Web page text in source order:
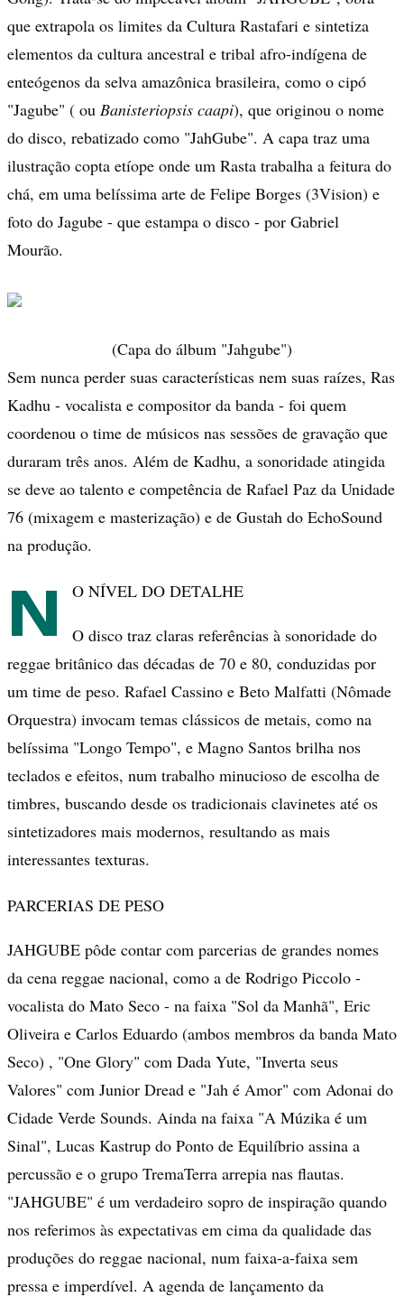
que extrapola os limites da Cultura Rastafari e sintetiza
elementos da cultura ancestral e tribal afro-indígena de
enteógenos da selva amazônica brasileira, como o cipó
"Jagube" ( ou Banisteriopsis caapi), que originou o nome
do disco, rebatizado como "JahGube". A capa traz uma
ilustração copta etíope onde um Rasta trabalha a feitura do
chá, em uma belíssima arte de Felipe Borges (3Vision) e
foto do Jagube - que estampa o disco - por Gabriel
Mourão.
(Capa do álbum "Jahgube")
Sem nunca perder suas características nem suas raízes, Ras
Kadhu - vocalista e compositor da banda - foi quem
coordenou o time de músicos nas sessões de gravação que
duraram três anos. Além de Kadhu, a sonoridade atingida
se deve ao talento e competência de Rafael Paz da Unidade
76 (mixagem e masterização) e de Gustah do EchoSound
na produção.
N O NÍVEL DO DETALHE
O disco traz claras referências à sonoridade do
reggae britânico das décadas de 70 e 80, conduzidas por
um time de peso. Rafael Cassino e Beto Malfatti (Nômade
Orquestra) invocam temas clássicos de metais, como na
belíssima "Longo Tempo", e Magno Santos brilha nos
teclados e efeitos, num trabalho minucioso de escolha de
timbres, buscando desde os tradicionais clavinetes até os
sintetizadores mais modernos, resultando as mais
interessantes texturas.
PARCERIAS DE PESO
JAHGUBE pôde contar com parcerias de grandes nomes
da cena reggae nacional, como a de Rodrigo Piccolo -
vocalista do Mato Seco - na faixa "Sol da Manhã", Eric
Oliveira e Carlos Eduardo (ambos membros da banda Mato
Seco) , "One Glory" com Dada Yute, "Inverta seus
Valores" com Junior Dread e "Jah é Amor" com Adonai do
Cidade Verde Sounds. Ainda na faixa "A Múzika é um
Sinal", Lucas Kastrup do Ponto de Equilíbrio assina a
percussão e o grupo TremaTerra arrepia nas flautas.
"JAHGUBE" é um verdadeiro sopro de inspiração quando
nos referimos às expectativas em cima da qualidade das
produções do reggae nacional, num faixa-a-faixa sem
pressa e imperdível. A agenda de lançamento da